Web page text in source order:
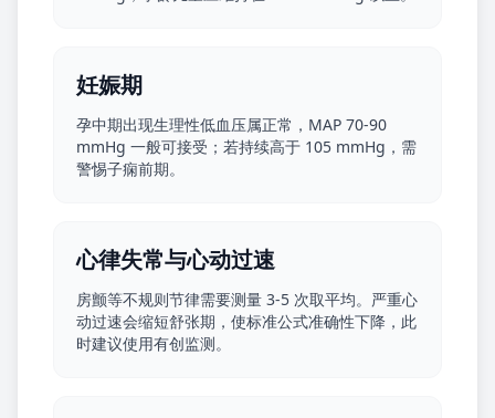
妊娠期
孕中期出现生理性低血压属正常，MAP 70-90
mmHg 一般可接受；若持续高于 105 mmHg，需
警惕子痫前期。
心律失常与心动过速
房颤等不规则节律需要测量 3-5 次取平均。严重心
动过速会缩短舒张期，使标准公式准确性下降，此
时建议使用有创监测。